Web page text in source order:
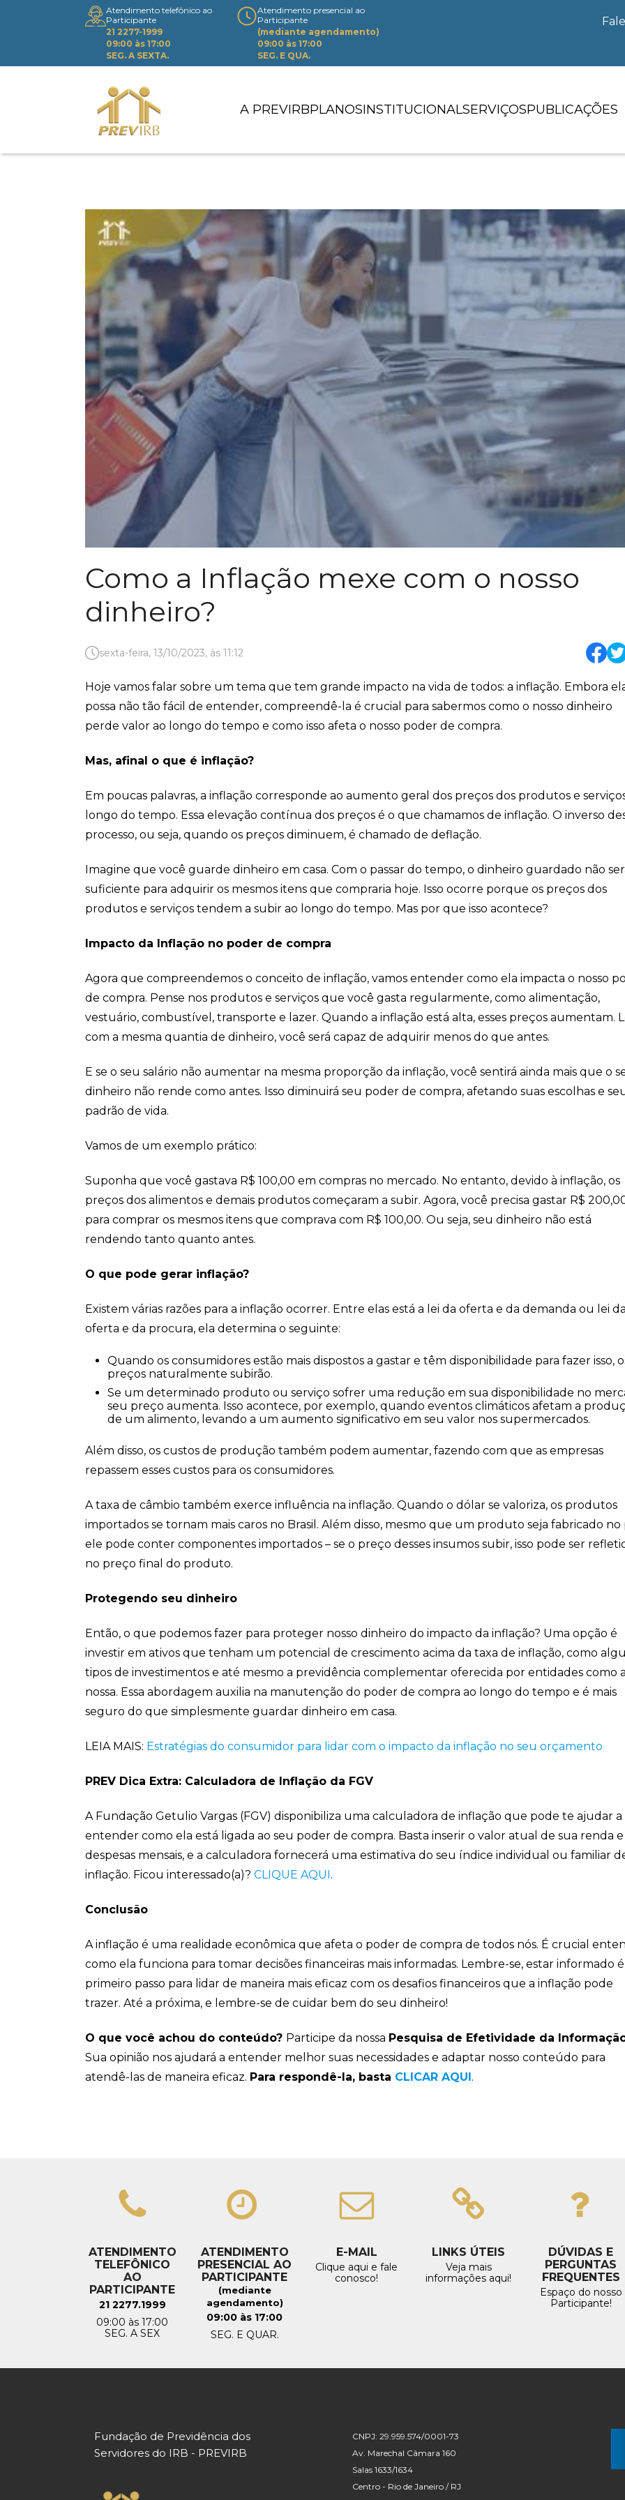
Atendimento telefônico ao
Participante
21 2277-1999
09:00 às 17:00
SEG. A SEXTA.
Atendimento presencial ao
Participante
(mediante agendamento)
09:00 às 17:00
SEG. E QUA.
A PREVIRBPLANOSINSTITUCIONALSERVIÇOSPUBLICAÇÕES
Como a Inflação mexe com o nosso
dinheiro?
sexta-feira, 13/10/2023, às 11:12
Hoje vamos falar sobre um tema que tem grande impacto na vida de todos: a inflação. Embora
possa não tão fácil de entender, compreendê-la é crucial para sabermos como o nosso dinheiro
perde valor ao longo do tempo e como isso afeta o nosso poder de compra.
Mas, afinal o que é inflação?
Em poucas palavras, a inflação corresponde ao aumento geral dos preços dos produtos e
longo do tempo. Essa elevação contínua dos preços é o que chamamos de inflação. O inverso
processo, ou seja, quando os preços diminuem, é chamado de deflação.
Imagine que você guarde dinheiro em casa. Com o passar do tempo, o dinheiro guardado não
suficiente para adquirir os mesmos itens que compraria hoje. Isso ocorre porque os preços dos
produtos e serviços tendem a subir ao longo do tempo. Mas por que isso acontece?
Impacto da Inflação no poder de compra
Agora que compreendemos o conceito de inflação, vamos entender como ela impacta o nosso
de compra. Pense nos produtos e serviços que você gasta regularmente, como alimentação,
vestuário, combustível, transporte e lazer. Quando a inflação está alta, esses preços aumentam.
com a mesma quantia de dinheiro, você será capaz de adquirir menos do que antes.
E se o seu salário não aumentar na mesma proporção da inflação, você sentirá ainda mais que o
dinheiro não rende como antes. Isso diminuirá seu poder de compra, afetando suas escolhas e
padrão de vida.
Vamos de um exemplo prático:
Suponha que você gastava R$ 100,00 em compras no mercado. No entanto, devido à inflação, os
preços dos alimentos e demais produtos começaram a subir. Agora, você precisa gastar R$
para comprar os mesmos itens que comprava com R$ 100,00. Ou seja, seu dinheiro não está
rendendo tanto quanto antes.
O que pode gerar inflação?
Existem várias razões para a inflação ocorrer. Entre elas está a lei da oferta e da demanda ou lei da
oferta e da procura, ela determina o seguinte:
Quando os consumidores estão mais dispostos a gastar e têm disponibilidade para fazer isso,
preços naturalmente subirão.
Se um determinado produto ou serviço sofrer uma redução em sua disponibilidade no
seu preço aumenta. Isso acontece, por exemplo, quando eventos climáticos afetam a
de um alimento, levando a um aumento significativo em seu valor nos supermercados.
Além disso, os custos de produção também podem aumentar, fazendo com que as empresas
repassem esses custos para os consumidores.
A taxa de câmbio também exerce influência na inflação. Quando o dólar se valoriza, os produtos
importados se tornam mais caros no Brasil. Além disso, mesmo que um produto seja fabricado no
ele pode conter componentes importados – se o preço desses insumos subir, isso pode ser
no preço final do produto.
Protegendo seu dinheiro
Então, o que podemos fazer para proteger nosso dinheiro do impacto da inflação? Uma opção é
investir em ativos que tenham um potencial de crescimento acima da taxa de inflação, como
tipos de investimentos e até mesmo a previdência complementar oferecida por entidades como a
nossa. Essa abordagem auxilia na manutenção do poder de compra ao longo do tempo e é mais
seguro do que simplesmente guardar dinheiro em casa.
LEIA MAIS: Estratégias do consumidor para lidar com o impacto da inflação no seu orçamento
PREV Dica Extra: Calculadora de Inflação da FGV
A Fundação Getulio Vargas (FGV) disponibiliza uma calculadora de inflação que pode te ajudar a
entender como ela está ligada ao seu poder de compra. Basta inserir o valor atual de sua renda e
despesas mensais, e a calculadora fornecerá uma estimativa do seu índice individual ou familiar
inflação. Ficou interessado(a)? CLIQUE AQUI.
Conclusão
A inflação é uma realidade econômica que afeta o poder de compra de todos nós. É crucial
como ela funciona para tomar decisões financeiras mais informadas. Lembre-se, estar informado
primeiro passo para lidar de maneira mais eficaz com os desafios financeiros que a inflação pode
trazer. Até a próxima, e lembre-se de cuidar bem do seu dinheiro!
O que você achou do conteúdo? Participe da nossa Pesquisa de Efetividade da
Sua opinião nos ajudará a entender melhor suas necessidades e adaptar nosso conteúdo para
atendê-las de maneira eficaz. Para respondê-la, basta CLICAR AQUI.
ATENDIMENTO
TELEFÔNICO
AO
PARTICIPANTE
21 2277.1999
09:00 às 17:00
SEG. A SEX
ATENDIMENTO
PRESENCIAL AO
PARTICIPANTE
(mediante
agendamento)
09:00 às 17:00
SEG. E QUAR.
E-MAIL
Clique aqui e fale
conosco!
LINKS ÚTEIS
Veja mais
informações aqui!
DÚVIDAS E
PERGUNTAS
FREQUENTES
Espaço do nosso
Participante!
Fundação de Previdência dos
Servidores do IRB - PREVIRB
CNPJ: 29.959.574/0001-73
Av. Marechal Câmara 160
Salas 1633/1634
Centro - Rio de Janeiro / RJ